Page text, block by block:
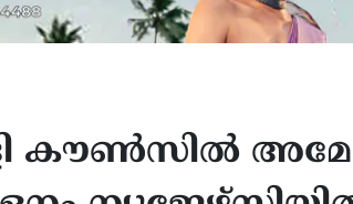
കൗണ്‍സില്‍